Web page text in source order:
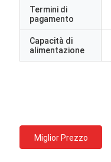
Termini di
pagamento
Capacità di
alimentazione
Miglior Prezzo